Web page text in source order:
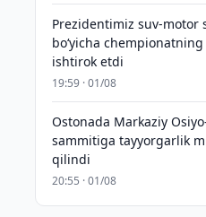
Prezidentimiz suv-motor
bo‘yicha
ishtirok etdi
19:59 · 01/08
Ostonada Markaziy
sammitiga tayyorgarlik
qilindi
20:55 · 01/08